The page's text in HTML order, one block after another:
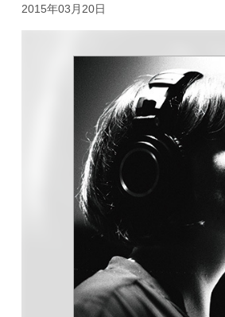
2015年03月20日